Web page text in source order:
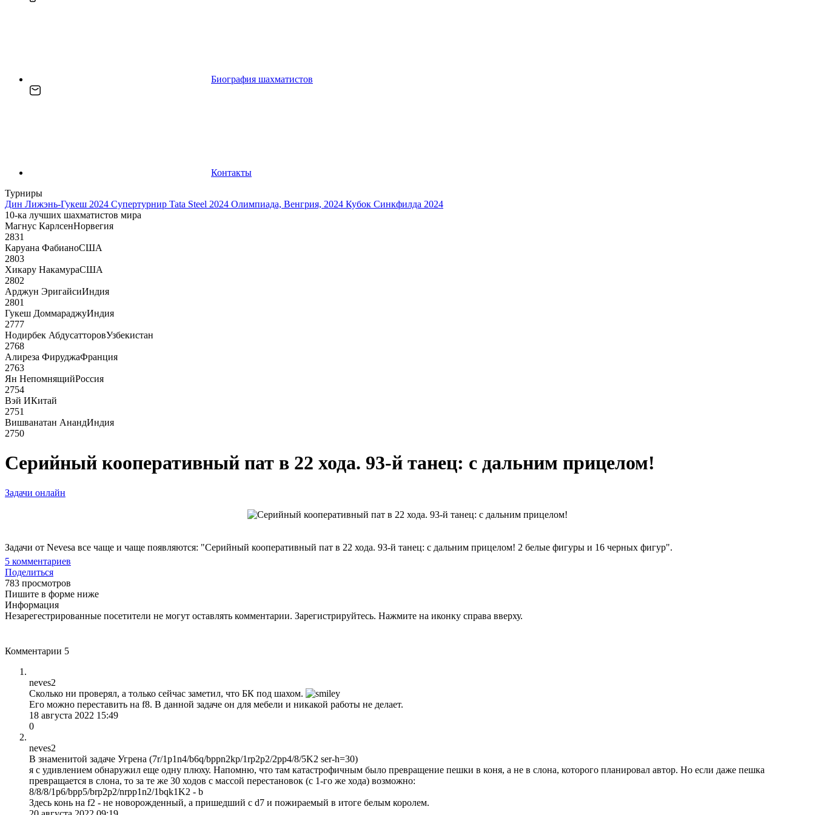
Биография шахматистов
Контакты
Турниры
Дин Лижэнь-Гукеш 2024 Супертурнир Tata Steel 2024 Олимпиада, Венгрия, 2024 Кубок Синкфилда 2024
10-ка лучших шахматистов мира
Магнус КарлсенНорвегия
2831
Каруана ФабианоСША
2803
Хикару НакамураСША
2802
Арджун ЭригайсиИндия
2801
Гукеш ДоммараджуИндия
2777
Нодирбек АбдусатторовУзбекистан
2768
Алиреза ФируджаФранция
2763
Ян НепомнящийРоссия
2754
Вэй ИКитай
2751
Вишванатан АнандИндия
2750
Серийный кооперативный пат в 22 хода. 93-й танец: с дальним прицелом!
Задачи онлайн
Задачи от Nevesa все чаще и чаще появляются: "Серийный кооперативный пат в 22 хода. 93-й танец: с дальним прицелом! 2 белые фигуры и 16 черных фигур".
5 комментариев
Поделиться
783 просмотров
Пишите в форме ниже
Информация
Незарегестрированные посетители не могут оставлять комментарии. Зарегистрируйтесь. Нажмите на иконку справа вверху.
Комментарии 5
neves2
Сколько ни проверял, а только сейчас заметил, что БК под шахом.
Его можно переставить на f8. В данной задаче он для мебели и никакой работы не делает.
18 августа 2022 15:49
0
neves2
В знаменитой задаче Угрена (7r/1p1n4/b6q/bppn2kp/1rp2p2/2pp4/8/5K2 ser-h=30)
я с удивлением обнаружил еще одну плюху. Напомню, что там катастрофичным было превращение пешки в коня, а не в слона, которого планировал автор. Но если даже пешка
превращается в слона, то за те же 30 ходов с массой перестановок (с 1-го же хода) возможно:
8/8/8/1p6/bpp5/brp2p2/nrpp1n2/1bqk1K2 - b
Здесь конь на f2 - не новорожденный, а пришедший с d7 и пожираемый в итоге белым королем.